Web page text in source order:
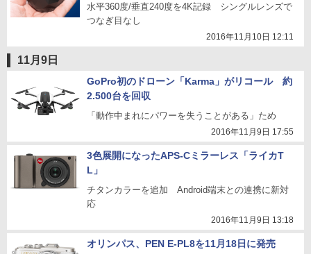
水平360度/垂直240度を4K記録 シングルレンズで
つなぎ目なし
2016年11月10日 12:11
11月9日
GoPro初のドローン「Karma」がリコール 約
2.500台を回収
「動作中まれにパワーを失うことがある」ため
2016年11月9日 17:55
3色展開になったAPS-Cミラーレス「ライカT
L」
チタンカラーを追加 Android端末との連携に新対
応
2016年11月9日 13:18
オリンパス、PEN E-PL8を11月18日に発売